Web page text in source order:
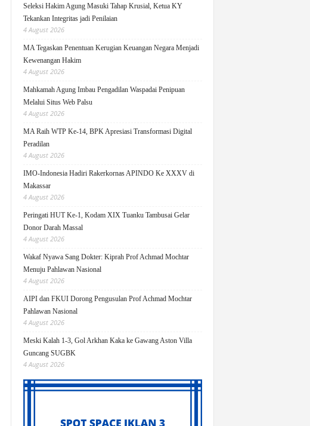
Seleksi Hakim Agung Masuki Tahap Krusial, Ketua KY
Tekankan Integritas jadi Penilaian
4 August 2026
MA Tegaskan Penentuan Kerugian Keuangan Negara Menjadi
Kewenangan Hakim
4 August 2026
Mahkamah Agung Imbau Pengadilan Waspadai Penipuan
Melalui Situs Web Palsu
4 August 2026
MA Raih WTP Ke-14, BPK Apresiasi Transformasi Digital
Peradilan
4 August 2026
IMO-Indonesia Hadiri Rakerkornas APINDO Ke XXXV di
Makassar
4 August 2026
Peringati HUT Ke-1, Kodam XIX Tuanku Tambusai Gelar
Donor Darah Massal
4 August 2026
Wakaf Nyawa Sang Dokter: Kiprah Prof Achmad Mochtar
Menuju Pahlawan Nasional
4 August 2026
AIPI dan FKUI Dorong Pengusulan Prof Achmad Mochtar
Pahlawan Nasional
4 August 2026
Meski Kalah 1-3, Gol Arkhan Kaka ke Gawang Aston Villa
Guncang SUGBK
4 August 2026